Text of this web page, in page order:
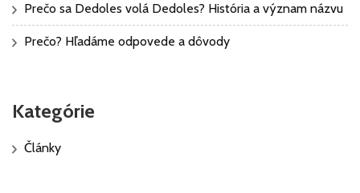
Prečo sa Dedoles volá Dedoles? História a význam názvu
Prečo? Hľadáme odpovede a dôvody
Kategórie
Články